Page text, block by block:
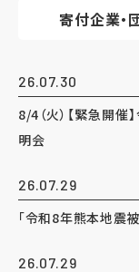
寄付企業・
26.07.30
8/4（火）【緊急開
明会
26.07.29
「令和8年熊本地震
26.07.29